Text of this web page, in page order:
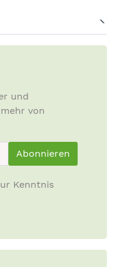
der
eine
und
von
Abonnieren
Kenntnis